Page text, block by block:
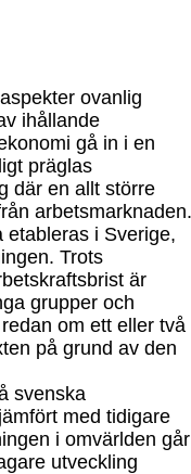
ovanlig
ihållande
gå in i en
präglas
där en allt större
arbetsmarknaden.
etableras i Sverige,
Trots
är
grupper och
om ett eller två
på grund av den
svenska
med tidigare
i omvärlden går
utveckling